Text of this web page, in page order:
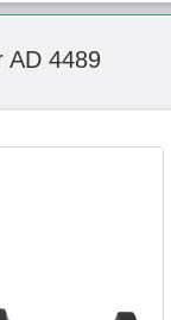
AD 4489